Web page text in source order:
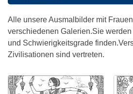
Alle unsere Ausmalbilder mit
verschiedenen Galerien.Sie
und Schwierigkeitsgrade
Zivilisationen sind vertreten.